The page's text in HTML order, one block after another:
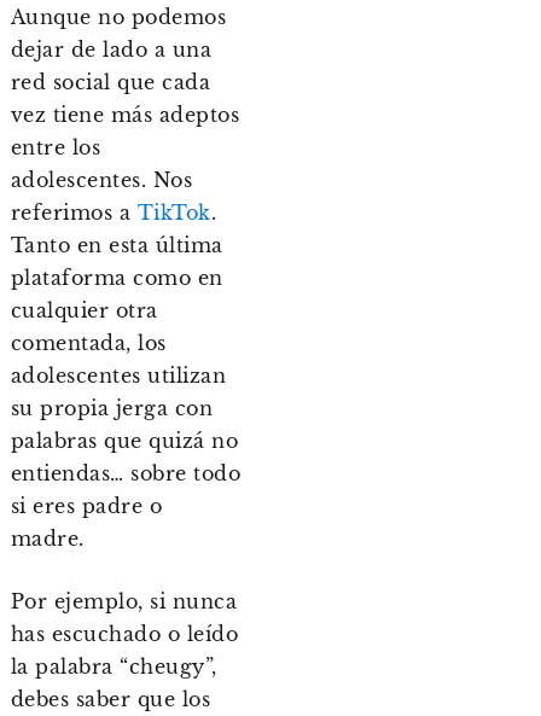
Aunque no podemos
dejar de lado a una
red social que cada
vez tiene más adeptos
entre los
adolescentes. Nos
referimos a TikTok.
Tanto en esta última
plataforma como en
cualquier otra
comentada, los
adolescentes utilizan
su propia jerga con
palabras que quizá no
entiendas… sobre todo
si eres padre o
madre.
Por ejemplo, si nunca
has escuchado o leído
la palabra “cheugy”,
debes saber que los